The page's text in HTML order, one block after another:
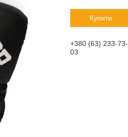
Купити
+380 (63) 233-73-
03